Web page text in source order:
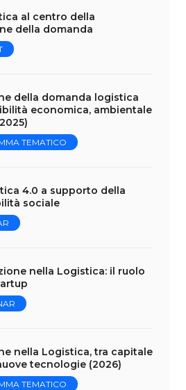
al centro della
della domanda
della domanda logistica
economica, ambientale
TEMATICO
4.0 a supporto della
sociale
nella Logistica: il ruolo
nella Logistica, tra capitale
tecnologie (2026)
TEMATICO